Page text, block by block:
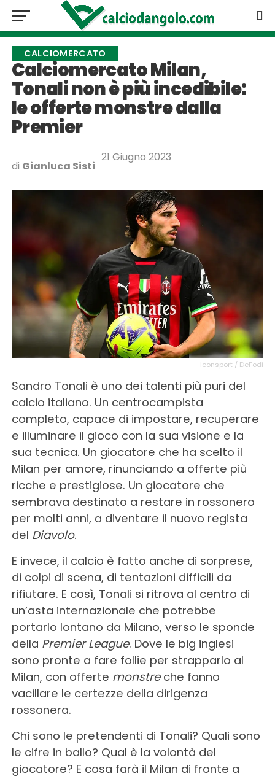
CALCIOMERCATO
Calciomercato Milan,
Tonali non è più incedibile:
le offerte monstre dalla
Premier
di Gianluca Sisti
21 Giugno 2023
Iconsport / DeFodi
Sandro Tonali è uno dei talenti più puri del
calcio italiano. Un centrocampista
completo, capace di impostare, recuperare
e illuminare il gioco con la sua visione e la
sua tecnica. Un giocatore che ha scelto il
Milan per amore, rinunciando a offerte più
ricche e prestigiose. Un giocatore che
sembrava destinato a restare in rossonero
per molti anni, a diventare il nuovo regista
del Diavolo.
E invece, il calcio è fatto anche di sorprese,
di colpi di scena, di tentazioni difficili da
rifiutare. E così, Tonali si ritrova al centro di
un’asta internazionale che potrebbe
portarlo lontano da Milano, verso le sponde
della Premier League. Dove le big inglesi
sono pronte a fare follie per strapparlo al
Milan, con offerte monstreche fanno
vacillare le certezze della dirigenza
rossonera.
Chi sono le pretendenti di Tonali? Quali sono
le cifre in ballo? Qual è la volontà del
giocatore? E cosa farà il Milan di fronte a